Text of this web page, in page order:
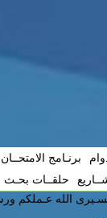
برنـامج الامتحــان
حلقــات بحـث
الله عـملكم